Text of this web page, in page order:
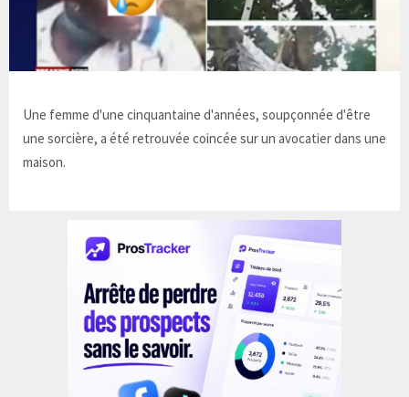
Une femme d'une cinquantaine d'années, soupçonnée d'être
une sorcière, a été retrouvée coincée sur un avocatier dans une
maison.